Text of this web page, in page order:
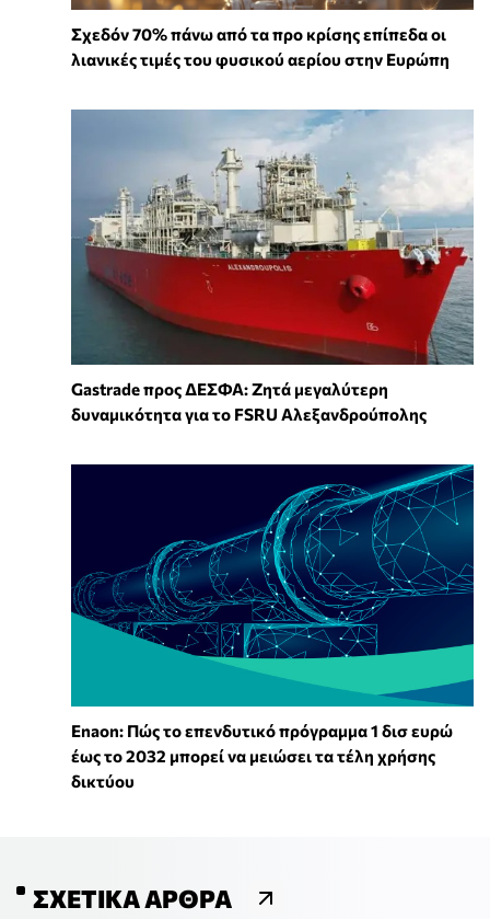
Σχεδόν 70% πάνω από τα προ κρίσης επίπεδα οι
λιανικές τιμές του φυσικού αερίου στην Ευρώπη
Gastrade προς ΔΕΣΦΑ: Ζητά μεγαλύτερη
δυναμικότητα για το FSRU Αλεξανδρούπολης
Enaon: Πώς το επενδυτικό πρόγραμμα 1 δισ ευρώ
έως το 2032 μπορεί να μειώσει τα τέλη χρήσης
δικτύου
ΣΧΕΤΙΚΆ ΆΡΘΡΑ